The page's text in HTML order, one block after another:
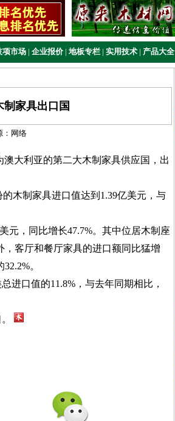
项市场 | 企业报价 | 地板专栏 | 实用技术 | 产品大全
家具出口国
网络
大利亚的第二大木制家具供应国，出
木制家具进口值达到1.39亿美元，与
元，同比增长47.7%。其中位居木制座
，客厅和餐厅家具的进口额同比猛增
。
进口值的11.8%，与去年同期相比，